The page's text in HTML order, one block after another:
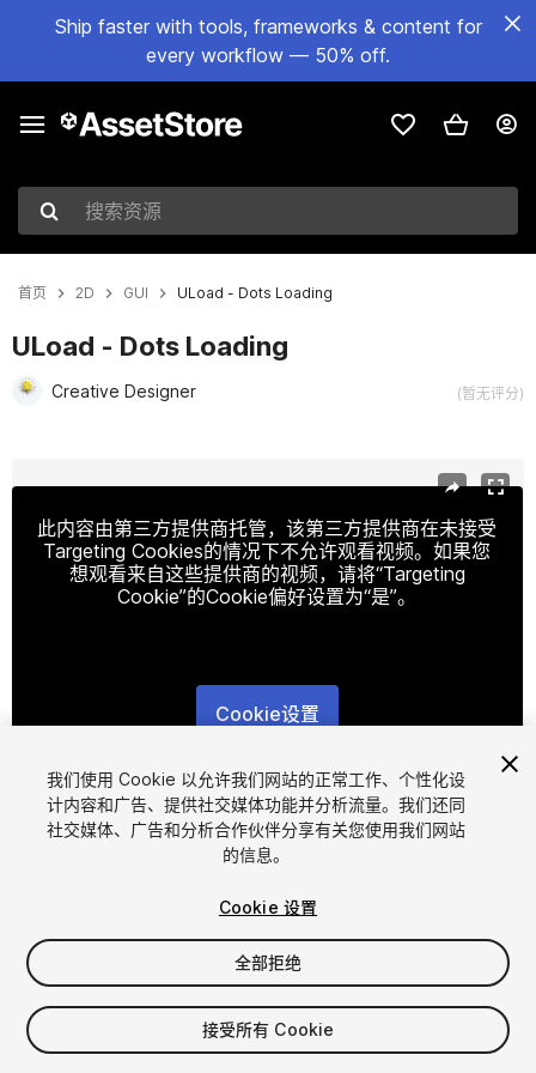
Ship faster with tools, frameworks & content for
every workflow — 50% off.
搜索资源
首页 2D GUI ULoad - Dots Loading
ULoad - Dots Loading
Creative Designer (暂无评分)
此内容由第三方提供商托管，该第三方提供商在未接受
Targeting Cookies的情况下不允许观看视频。如果您
想观看来自这些提供商的视频，请将“Targeting
Cookie”的Cookie偏好设置为“是”。
Cookie设置
1/7
$4.99
增值税将在结算时计算
我们使用 Cookie 以允许我们网站的正常工作、个性化设
计内容和广告、提供社交媒体功能并分析流量。我们还同
社交媒体、广告和分析合作伙伴分享有关您使用我们网站
的信息。
Cookie 设置
全部拒绝
接受所有 Cookie